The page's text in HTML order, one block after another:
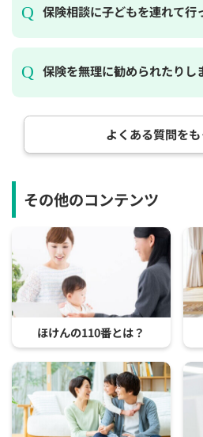
保険相談に子どもを連れて行
保険を無理に勧められたりし
よくある質問を
その他のコンテンツ
ほけんの110番とは？